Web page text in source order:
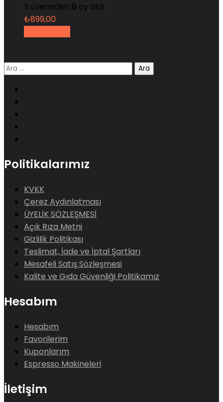
5 üzerinden 0 oy aldı
₺899,00
Arama:
Politikalarımız
KVKK
Çerez Aydınlatması
ÜYELİK SÖZLEŞMESİ
Açık Rıza Metni
Gizlilik Politikası
Teslimat, İade ve İptal Şartları
Mesafeli Satış Sözleşmesi
Kalite ve Gıda Güvenliği Politikamız
Hesabım
Hesabım
Favorilerim
Kuponlarım
Espresso Makineleri
İletişim